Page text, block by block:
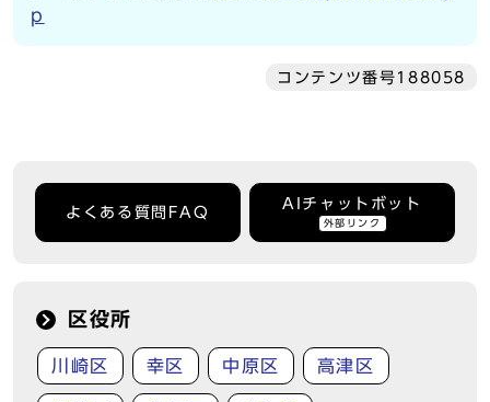
p
コンテンツ番号188058
よくある質問FAQ
AIチャットボット
外部リンク
区役所
川崎区 幸区 中原区 高津区